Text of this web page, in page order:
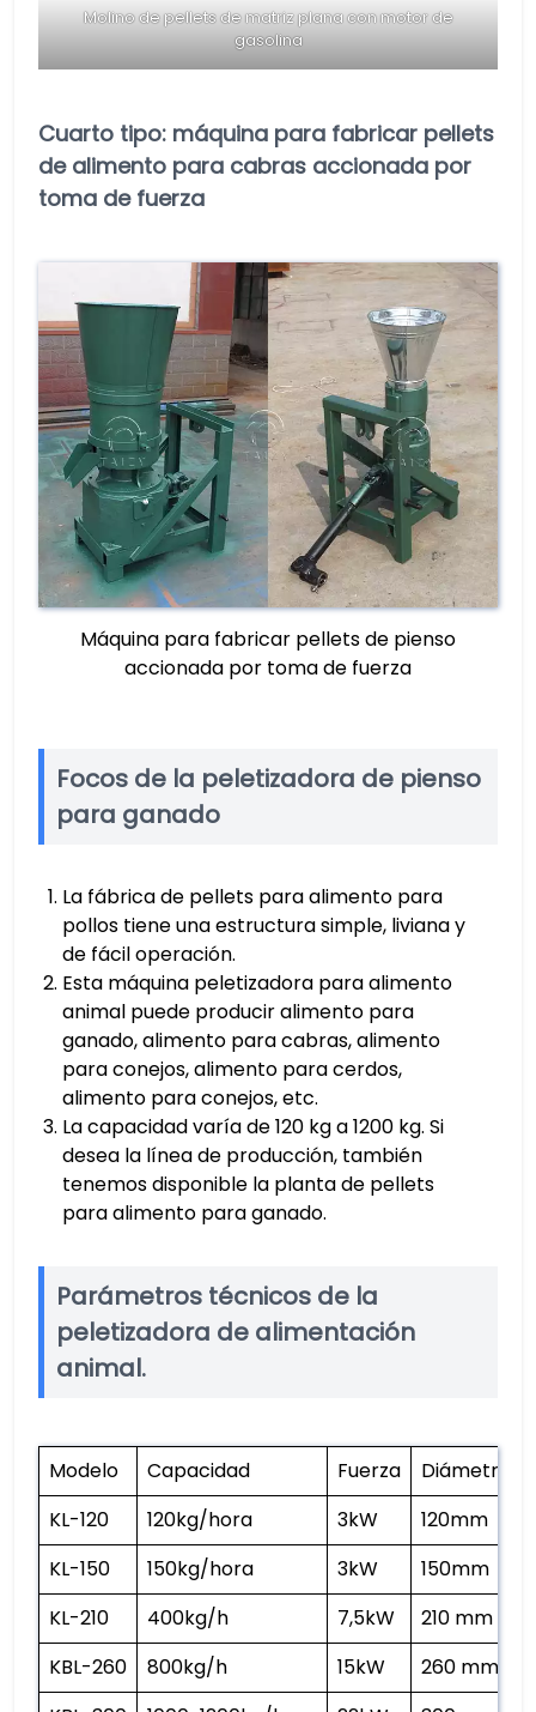
Molino de pellets de matriz plana con motor de
gasolina
Cuarto tipo: máquina para fabricar pellets
de alimento para cabras accionada por
toma de fuerza
Máquina para fabricar pellets de pienso
accionada por toma de fuerza
Focos de la peletizadora de pienso
para ganado
La fábrica de pellets para alimento para
pollos tiene una estructura simple, liviana y
de fácil operación.
Esta máquina peletizadora para alimento
animal puede producir alimento para
ganado, alimento para cabras, alimento
para conejos, alimento para cerdos,
alimento para conejos, etc.
La capacidad varía de 120 kg a 1200 kg. Si
desea la línea de producción, también
tenemos disponible la planta de pellets
para alimento para ganado.
Parámetros técnicos de la
peletizadora de alimentación
animal.
Modelo Capacidad Fuerza
Diámetro
KL-120
120kg/hora 3kW
120mm
KL-150
150kg/hora 3kW
150mm
KL-210
400kg/h 7,5kW
210 mm
KBL-260
800kg/h 15kW
260 mm